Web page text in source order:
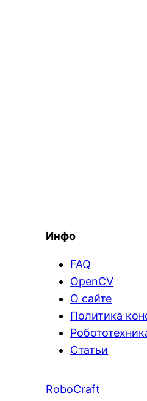
Инфо
FAQ
OpenCV
О сайте
Политика
Статьи
RoboCraft